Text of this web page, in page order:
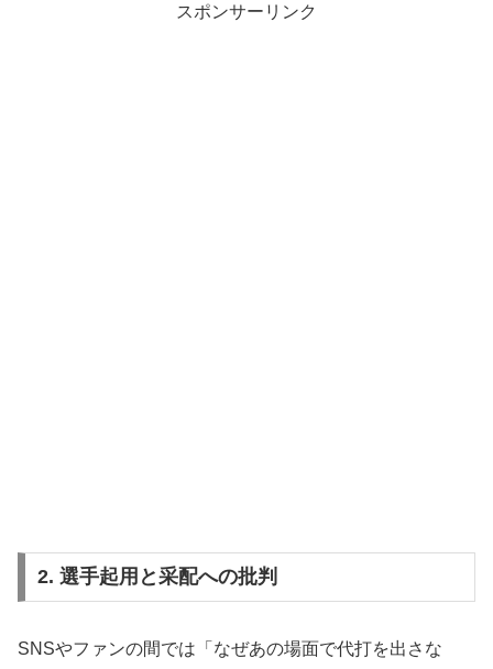
スポンサーリンク
2. 選手起用と采配への批判
SNSやファンの間では「なぜあの場面で代打を出さな